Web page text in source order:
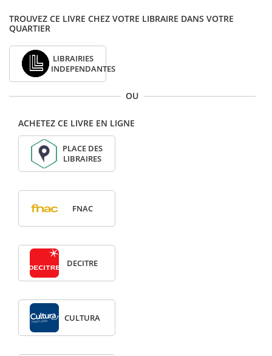
TROUVEZ CE LIVRE CHEZ VOTRE LIBRAIRE DANS VOTRE
QUARTIER
LIBRAIRIES
INDEPENDANTES
OU
ACHETEZ CE LIVRE EN LIGNE
PLACE DES
LIBRAIRES
FNAC
DECITRE
CULTURA